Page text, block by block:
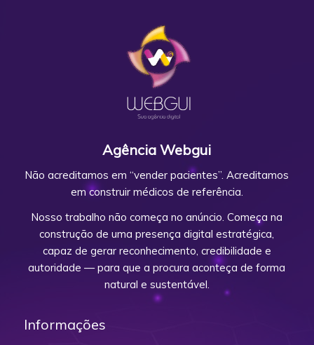
Agência Webgui
Não acreditamos em “vender pacientes”. Acreditamos
em construir médicos de referência.
Nosso trabalho não começa no anúncio. Começa na
construção de uma presença digital estratégica,
capaz de gerar reconhecimento, credibilidade e
autoridade — para que a procura aconteça de forma
natural e sustentável.
Informações